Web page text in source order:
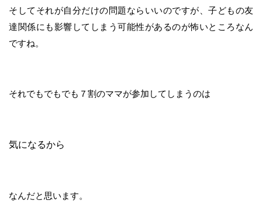
そしてそれが自分だけの問題ならいいのですが、子どもの友
達関係にも影響してしまう可能性があるのが怖いところなん
ですね。
それでもでもでも７割のママが参加してしまうのは
気になるから
なんだと思います。